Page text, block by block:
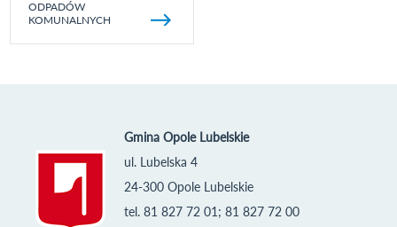
ODPADÓW
KOMUNALNYCH
Gmina Opole Lubelskie
ul. Lubelska 4
24-300 Opole Lubelskie
tel. 81 827 72 01; 81 827 72 00